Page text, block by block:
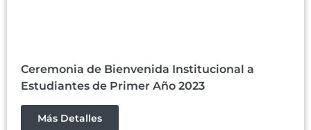
Ceremonia de Bienvenida Institucional a
Estudiantes de Primer Año 2023
Más Detalles